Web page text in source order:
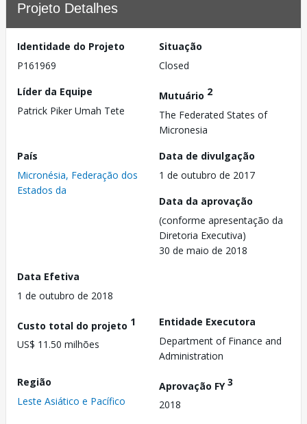
Projeto Detalhes
Identidade do Projeto
P161969
Situação
Closed
Líder da Equipe
Patrick Piker Umah Tete
Mutuário 2
The Federated States of
Micronesia
País
Micronésia, Federação dos
Estados da
Data de divulgação
1 de outubro de 2017
Data da aprovação
(conforme apresentação da
Diretoria Executiva)
30 de maio de 2018
Data Efetiva
1 de outubro de 2018
Custo total do projeto 1
US$ 11.50 milhões
Entidade Executora
Department of Finance and
Administration
Região
Leste Asiático e Pacífico
Aprovação FY3
2018